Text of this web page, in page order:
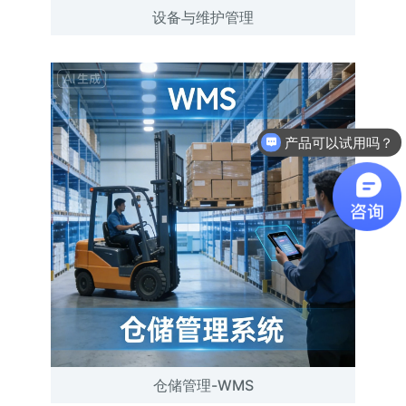
设备与维护管理
仓储管理-WMS
产品可以试用吗？
软件有折扣吗？